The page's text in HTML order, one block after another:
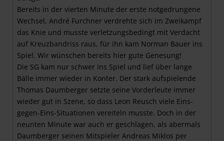
Bereits in der vierten Minute der erste notgedrungene
Wechsel, André Furchner verdrehte sich im Zweikampf
das Knie und musste verletzungsbedingt mit Verdacht
auf Kreuzbandriss raus, für ihn kam Norman Bauer ins
Spiel. Wir wünschen bereits hier gute Genesung!
Die SG kam nur schwer ins Spiel und lief über lange
Bälle immer wieder in Konter. Der stark aufspielende
Thomas Daumberger setzte seine Vorderleute immer
wieder gut in Szene, so dass Leon Reusch viele Eins-
gegen-Eins-Situationen vereiteln musste. Doch in der
neunten Minute war auch er geschlagen, als abermals
Daumberger seinen Mitspieler Andreas Miklos per